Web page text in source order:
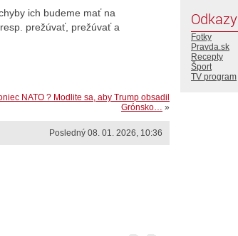
ich budeme mať na
prežúvať, prežúvať a
NATO ? Modlite sa, aby Trump obsadil
Grónsko… »
Posledný 08. 01. 2026, 10:36
Odkazy
Fotky
Pravda.sk
Recepty
Šport
TV program